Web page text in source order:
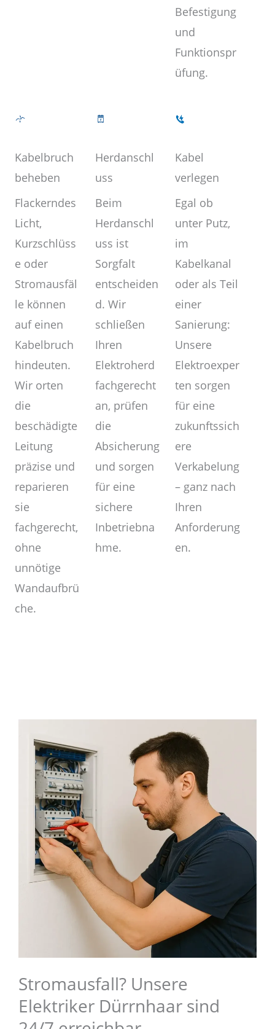
Befestigung
und
Funktionspr
üfung.
Kabelbruch
beheben
Flackerndes
Licht,
Kurzschlüss
e oder
Stromausfäl
le können
auf einen
Kabelbruch
hindeuten.
Wir orten
die
beschädigte
Leitung
präzise und
reparieren
sie
fachgerecht,
ohne
unnötige
Wandaufbrü
che.
Herdanschl
uss
Beim
Herdanschl
uss ist
Sorgfalt
entscheiden
d. Wir
schließen
Ihren
Elektroherd
fachgerecht
an, prüfen
die
Absicherung
und sorgen
für eine
sichere
Inbetriebna
hme.
Kabel
verlegen
Egal ob
unter Putz,
im
Kabelkanal
oder als Teil
einer
Sanierung:
Unsere
Elektroexper
ten sorgen
für eine
zukunftssich
ere
Verkabelung
– ganz nach
Ihren
Anforderung
en.
Stromausfall? Unsere
Elektriker Dürrnhaar sind